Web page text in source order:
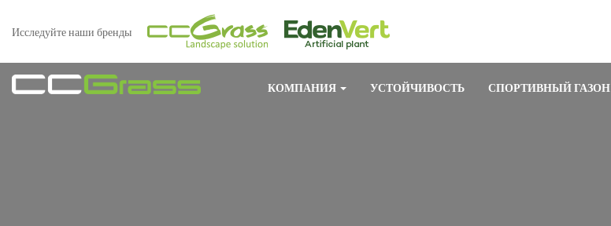
Исследуйте наши бренды
КОМПАНИЯ УСТОЙЧИВОСТЬ СПОРТИВНЫЙ ГАЗОН